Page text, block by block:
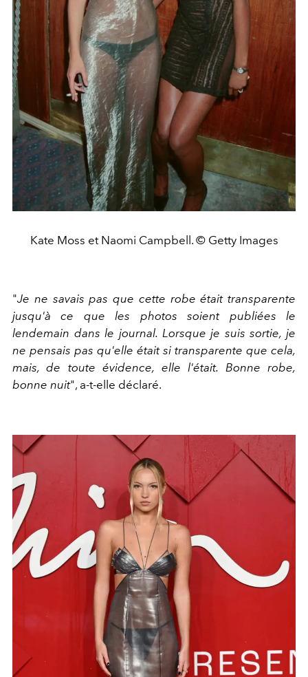
Kate Moss et Naomi Campbell. © Getty Images
"Je ne savais pas que cette robe était transparente
jusqu'à ce que les photos soient publiées le
lendemain dans le journal. Lorsque je suis sortie, je
ne pensais pas qu'elle était si transparente que cela,
mais, de toute évidence, elle l'était. Bonne robe,
bonne nuit", a-t-elle déclaré.